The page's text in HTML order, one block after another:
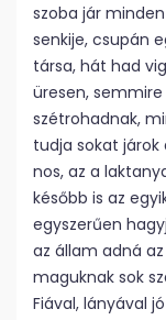
szoba jár
senkije, csupán
társa, hát had
üresen,
szétrohadnak,
tudja sokat
nos, az a
később is az
egyszerűen
az állam adná
maguknak sok
Fiával, lányával